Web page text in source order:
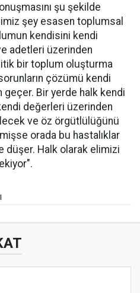
şu şekilde
şey esasen toplumsal
kendisini kendi
adetleri üzerinden
bir toplum oluşturma
çözümü kendi
Bir yerde halk kendi
değerleri üzerinden
ve öz örgütlülüğünü
orada bu hastalıklar
düşer. Halk olarak elimizi